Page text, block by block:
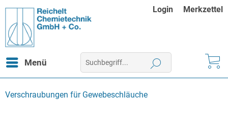
Login Merkzettel
Menü
Verschraubungen für Gewebeschläuche